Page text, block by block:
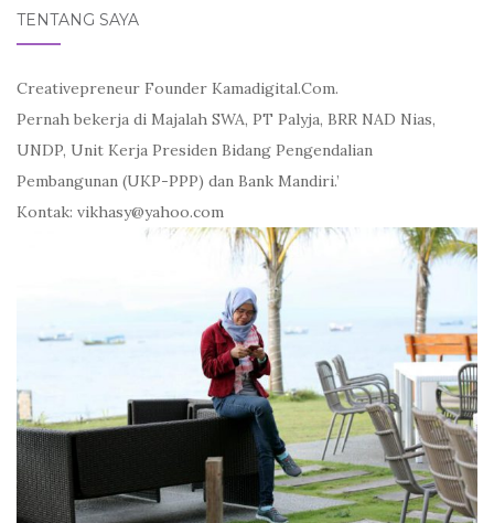
TENTANG SAYA
Creativepreneur Founder Kamadigital.Com.
Pernah bekerja di Majalah SWA, PT Palyja, BRR NAD Nias,
UNDP, Unit Kerja Presiden Bidang Pengendalian
Pembangunan (UKP-PPP) dan Bank Mandiri.’
Kontak: vikhasy@yahoo.com